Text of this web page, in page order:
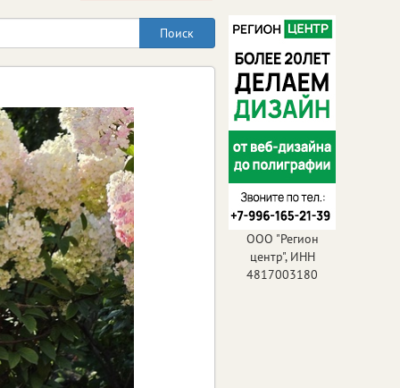
ООО "Регион
центр", ИНН
4817003180